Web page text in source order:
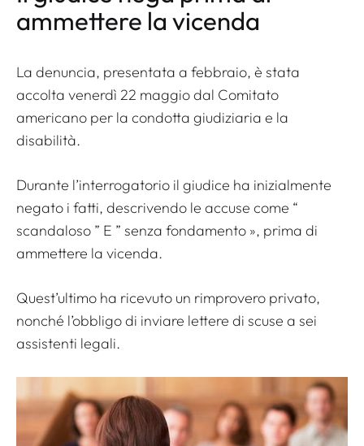
ammettere la vicenda
La denuncia, presentata a febbraio, è stata
accolta venerdì 22 maggio dal Comitato
americano per la condotta giudiziaria e la
disabilità.
Durante l’interrogatorio il giudice ha inizialmente
negato i fatti, descrivendo le accuse come “
scandaloso ” E ” senza fondamento », prima di
ammettere la vicenda.
Quest’ultimo ha ricevuto un rimprovero privato,
nonché l’obbligo di inviare lettere di scuse a sei
assistenti legali.